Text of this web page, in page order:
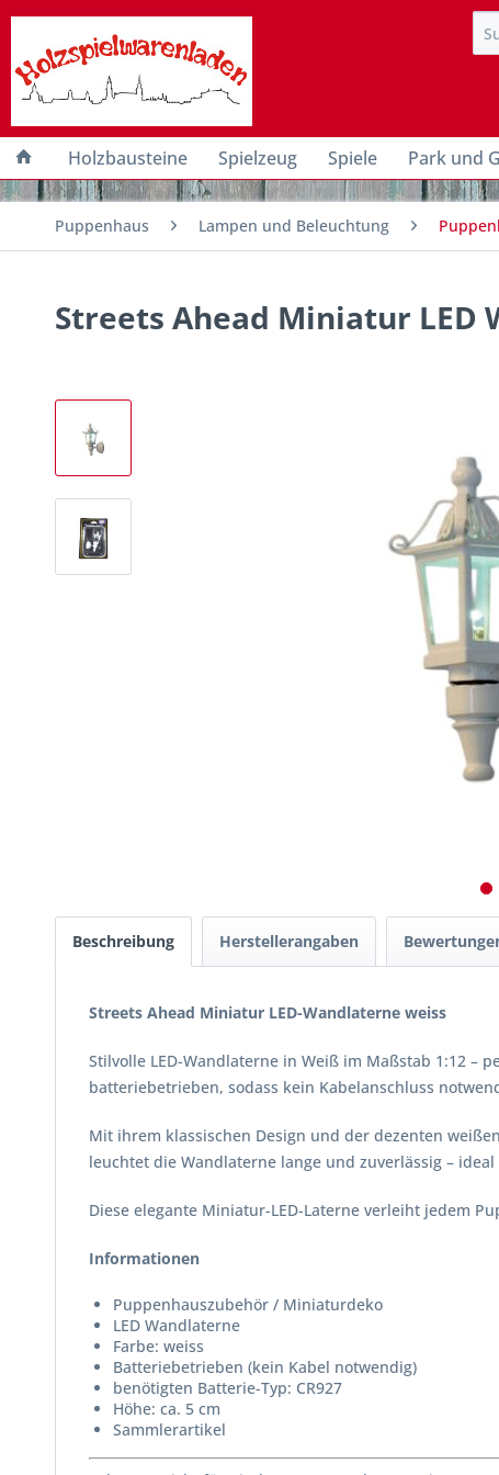
Holzbausteine Spielzeug Spiele Park und
Puppenhaus Lampen und Beleuchtung
Streets Ahead Miniatur LED
Beschreibung Herstellerangaben
Streets Ahead Miniatur LED-Wandlaterne weiss
Stilvolle LED-Wandlaterne in Weiß im Maßstab 1:12 –
batteriebetrieben, sodass kein Kabelanschluss
Mit ihrem klassischen Design und der dezenten
leuchtet die Wandlaterne lange und zuverlässig –
Diese elegante Miniatur-LED-Laterne verleiht jedem
Informationen
Puppenhauszubehör / Miniaturdeko
LED Wandlaterne
Farbe: weiss
Batteriebetrieben (kein Kabel notwendig)
benötigten Batterie-Typ: CR927
Höhe: ca. 5 cm
Sammlerartikel